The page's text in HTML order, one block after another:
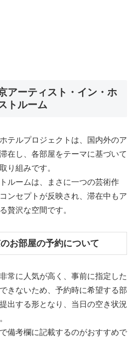
アーティスト・イン・ホ
トルーム
テルプロジェクトは、国内外のア
在し、各部屋をテーマに基づいて
り組みです。
ルームは、まさに一つの芸術作
ンセプトが反映され、滞在中もア
贅沢な空間です。
お部屋の予約について
常に人気が高く、事前に指定した
きないため、予約時に希望する部
出する形となり、当日の空き状況
備考欄に記載するのがおすすめで